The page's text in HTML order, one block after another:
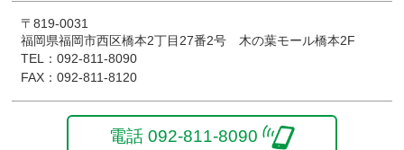
〒819-0031
福岡県福岡市西区橋本2丁目27番2号 木の葉モール橋本2F
TEL：092-811-8090
FAX：092-811-8120
電話 092-811-8090